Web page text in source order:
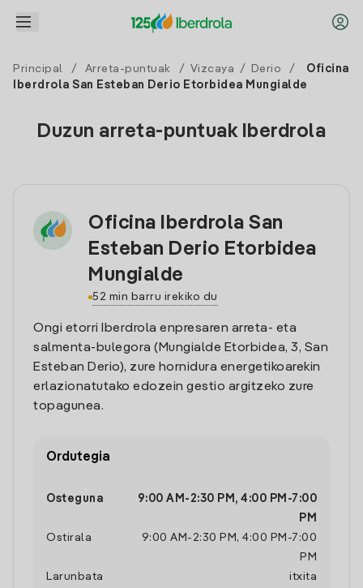
Principal / Arreta-puntuak / Vizcaya / Derio /
Oficina
Iberdrola San Esteban Derio Etorbidea Mungialde
Duzun arreta-puntuak Iberdrola
Oficina Iberdrola San
Esteban Derio Etorbidea
Mungialde
52 min barru irekiko du
Ongi etorri Iberdrola enpresaren arreta- eta
salmenta-bulegora (Mungialde Etorbidea, 3, San
Esteban Derio), zure hornidura energetikoarekin
erlazionatutako edozein gestio argitzeko zure
topagunea.
Ordutegia
Osteguna 9:00 AM - 2:30 PM , 4:00 PM -7:00
PM
Ostirala
9:00 AM - 2:30 PM , 4:00 PM -7:00
PM
Larunbata
itxita